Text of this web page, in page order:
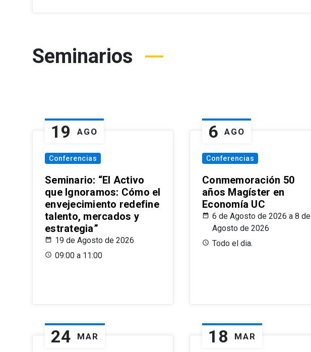
Seminarios
19 AGO
Conferencias
Seminario: “El Activo
que Ignoramos: Cómo el
envejecimiento redefine
talento, mercados y
estrategia”
19 de Agosto de 2026
09:00 a 11:00
6 AGO
Conferencias
Conmemoración 50
años Magíster en
Economía UC
6 de Agosto de 2026 a 8 de
Agosto de 2026
Todo el dia.
24 MAR 18 MAR